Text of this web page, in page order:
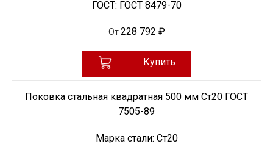
ГОСТ: ГОСТ 8479-70
От 228 792 ₽
Купить
Поковка стальная квадратная 500 мм Ст20 ГОСТ
7505-89
Марка стали: Ст20